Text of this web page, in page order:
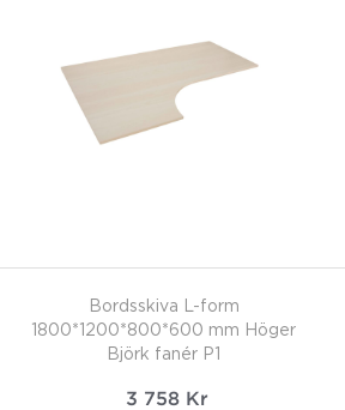
Bordsskiva L-form
1800*1200*800*600 mm Höger
Björk fanér P1
3 758 Kr